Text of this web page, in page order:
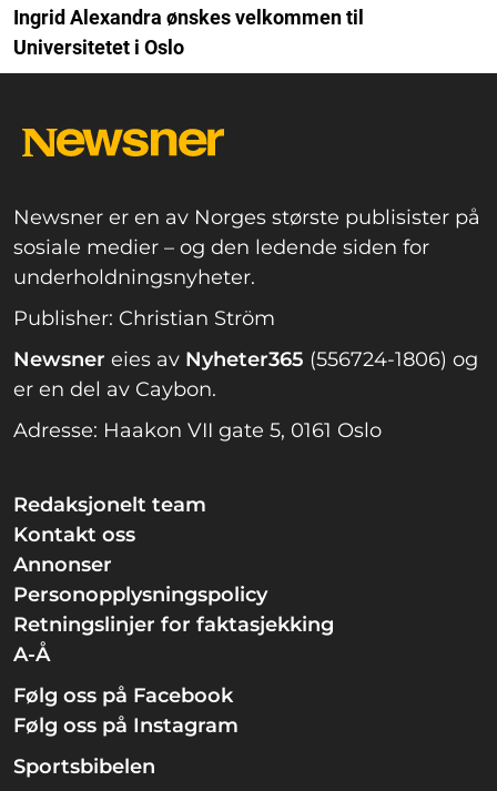
Ingrid Alexandra ønskes velkommen til
Universitetet i Oslo
Newsner er en av Norges største publisister på
sosiale medier – og den ledende siden for
underholdningsnyheter.
Publisher: Christian Ström
Newsner eies av Nyheter365 (556724-1806) og
er en del av Caybon.
Adresse: Haakon VII gate 5, 0161 Oslo
Redaksjonelt team
Kontakt oss
Annonser
Personopplysningspolicy
Retningslinjer for faktasjekking
A-Å
Følg oss på Facebook
Følg oss på Instagram
Sportsbibelen